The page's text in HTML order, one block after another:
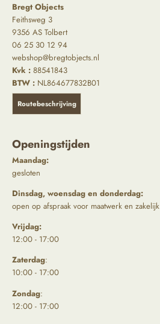
Bregt Objects
Feithsweg 3
9356 AS Tolbert
06 25 30 12 94
webshop@bregtobjects.nl
Kvk : 88541843
BTW : NL864677832B01
Routebeschrijving
Openingstijden
Maandag:
gesloten
Dinsdag, woensdag en donderdag:
open op afspraak voor maatwerk en zakelijk
Vrijdag:
12:00 - 17:00
Zaterdag:
10:00 - 17:00
Zondag:
12:00 - 17:00